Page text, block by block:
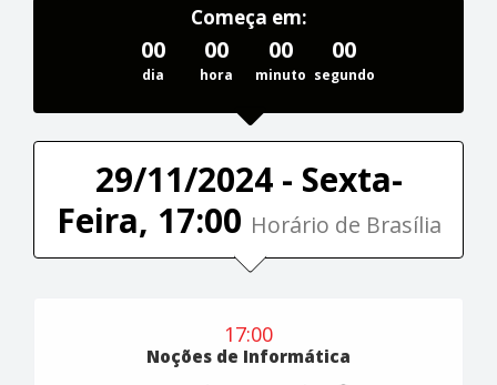
Começa em:
00
dia
00
hora
00
minuto
00
segundo
29/11/2024 - Sexta-
Feira, 17:00 Horário de Brasília
17:00
Noções de Informática